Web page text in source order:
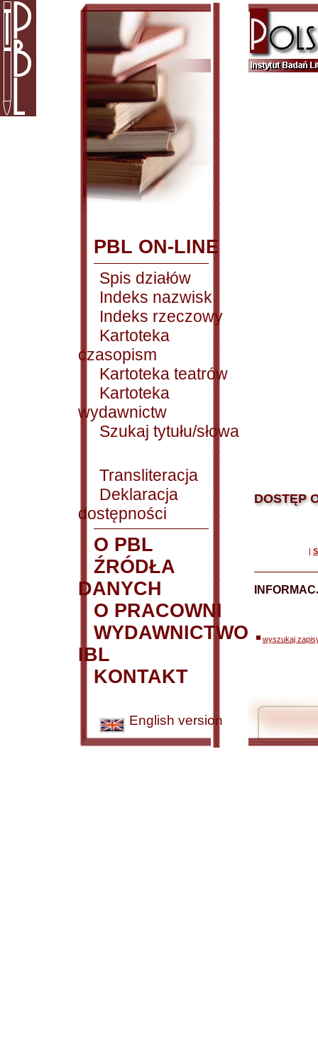
PBL ON-LINE
Spis działów
Indeks nazwisk
Indeks rzeczowy
Kartoteka
czasopism
Kartoteka teatrów
Kartoteka
wydawnictw
Szukaj tytułu/słowa
Transliteracja
Deklaracja
dostępności
O PBL
ŹRÓDŁA
DANYCH
O PRACOWNI
WYDAWNICTWO
IBL
KONTAKT
English version
DOSTĘP
|
wyszukaj